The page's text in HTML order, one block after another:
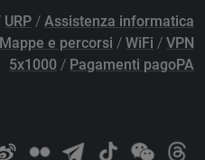
URP / Assistenza informatica
Mappe e percorsi / WiFi / VPN
5x1000 / Pagamenti pagoPA